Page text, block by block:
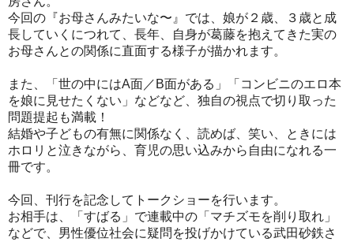
今回の『お母さんみたいな〜』では、娘が２歳、３歳と成
長していくにつれて、長年、自身が葛藤を抱えてきた実の
お母さんとの関係に直面する様子が描かれます。
また、「世の中にはA面／B面がある」「コンビニのエロ本
を娘に見せたくない」などなど、独自の視点で切り取った
問題提起も満載！
結婚や子どもの有無に関係なく、読めば、笑い、ときには
ホロリと泣きながら、育児の思い込みから自由になれる一
冊です。
今回、刊行を記念してトークショーを行います。
お相手は、「すばる」で連載中の「マチズモを削り取れ」
などで、男性優位社会に疑問を投げかけている武田砂鉄さ